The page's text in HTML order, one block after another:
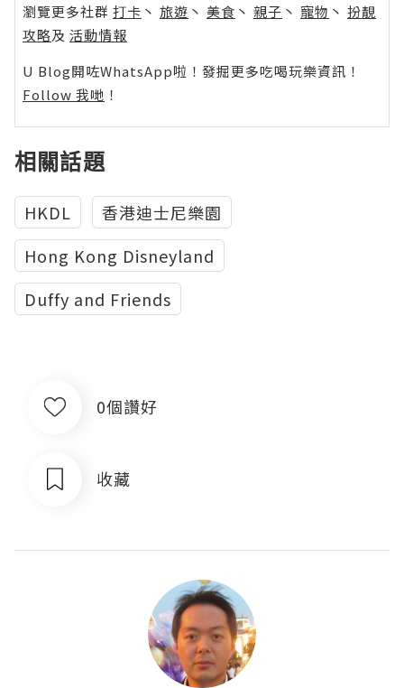
瀏覽更多社群 打卡 丶 旅遊 丶 美食 丶 親子 丶 寵物 丶 扮靚
攻略及 活動情報
U Blog開咗WhatsApp啦！發掘更多吃喝玩樂資訊！
Follow 我哋 ！
相關話題
HKDL
香港迪士尼樂園
Hong Kong Disneyland
Duffy and Friends
0個讚好
收藏